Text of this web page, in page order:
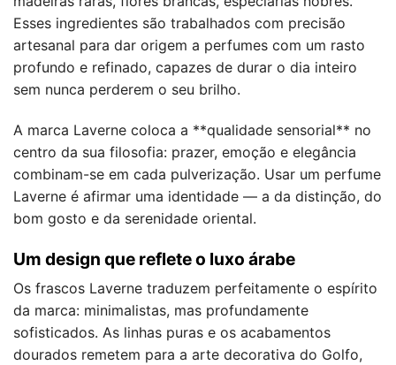
Esses ingredientes são trabalhados com precisão
artesanal para dar origem a perfumes com um rasto
profundo e refinado, capazes de durar o dia inteiro
sem nunca perderem o seu brilho.
A marca Laverne coloca a **qualidade sensorial** no
centro da sua filosofia: prazer, emoção e elegância
combinam-se em cada pulverização. Usar um perfume
Laverne é afirmar uma identidade — a da distinção, do
bom gosto e da serenidade oriental.
Um design que reflete o luxo árabe
Os frascos Laverne traduzem perfeitamente o espírito
da marca: minimalistas, mas profundamente
sofisticados. As linhas puras e os acabamentos
dourados remetem para a arte decorativa do Golfo,